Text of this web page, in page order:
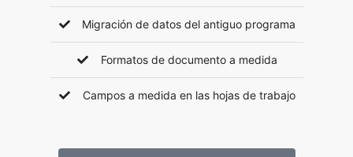
Migración de datos del antiguo programa
Formatos de documento a medida
Campos a medida en las hojas de trabajo